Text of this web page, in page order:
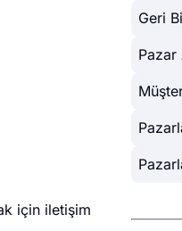
için iletişim
Geri
Pazar